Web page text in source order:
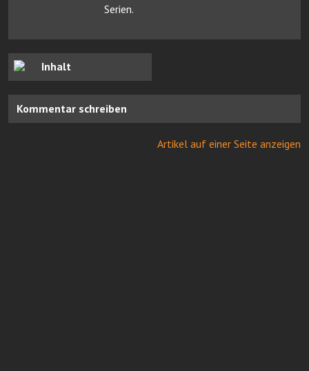
Serien.
Inhalt
Kommentar schreiben
Artikel auf einer Seite anzeigen